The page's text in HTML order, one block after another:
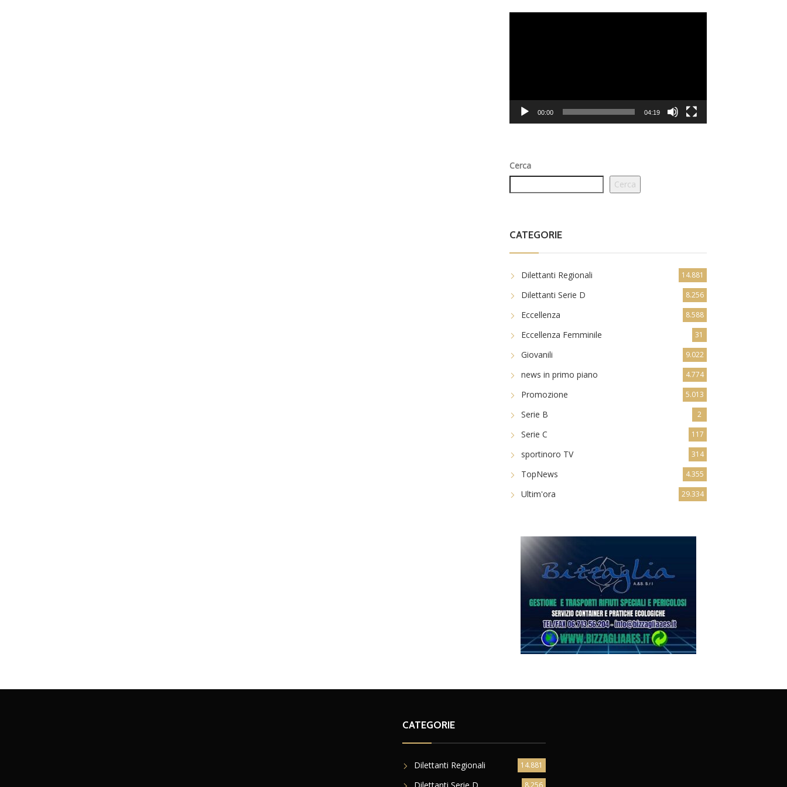
00:00 04:19
Cerca
Cerca
CATEGORIE
Dilettanti Regionali 14.881
Dilettanti Serie D 8.256
Eccellenza 8.588
Eccellenza Femminile 31
Giovanili 9.022
news in primo piano 4.774
Promozione 5.013
Serie B 2
Serie C 117
sportinoro TV 314
TopNews 4.355
Ultim'ora 29.334
CATEGORIE
Dilettanti Regionali 14.881
8.256